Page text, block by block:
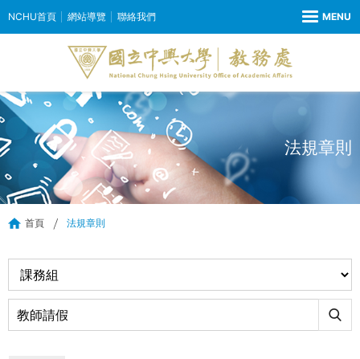
NCHU首頁 網站導覽 聯絡我們
法規章則
首頁 法規章則